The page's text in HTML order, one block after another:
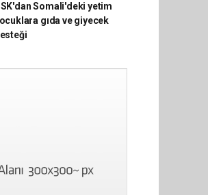
Somali'deki yetim
gıda ve giyecek